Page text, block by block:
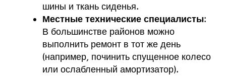
шины и ткань сиденья.
Местные технические специалисты:
В большинстве районов можно
выполнить ремонт в тот же день
(например, починить спущенное колесо
или ослабленный амортизатор).